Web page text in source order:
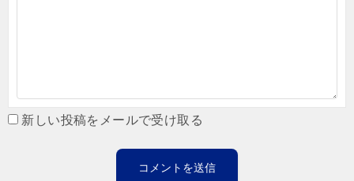
新しい投稿をメールで受け取る